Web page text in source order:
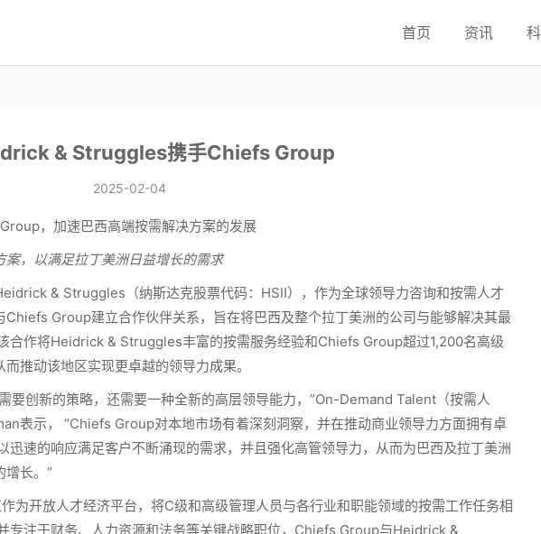
首页 资讯
& Struggles携手Chiefs Group
2025-02-04
，加速巴西高端按需解决方案的发展
，以满足拉丁美洲日益增长的需求
& Struggles（纳斯达克股票代码：HSII），作为全球领导力咨询和按需人才
Chiefs Group建立合作伙伴关系，旨在将巴西及整个拉丁美洲的公司与能够解决其最
合作将Heidrick & Struggles丰富的按需服务经验和Chiefs Group超过1,200名高级
推动该地区实现更卓越的领导力成果。
要创新的策略，还需要一种全新的高层领导能力，”On-Demand Talent（按需人
表示， “Chiefs Group对本地市场有着深刻洞察，并在推动商业领导力方面拥有卓
迅速的响应满足客户不断涌现的需求，并且强化高管领导力，从而为巴西及拉丁美洲
增长。”
为开放人才经济平台，将C级和高级管理人员与各行业和职能领域的按需工作任务相
专注于财务、人力资源和法务等关键战略职位，Chiefs Group与Heidrick &